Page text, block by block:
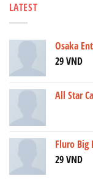
LATEST
Osaka
29VND
All Star
Fluro Big
29VND